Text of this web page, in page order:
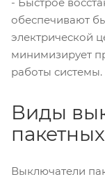
- Быстрое
обеспечивают
электрической
минимизирует
работы системы.
Виды
пакетных
Выключатели